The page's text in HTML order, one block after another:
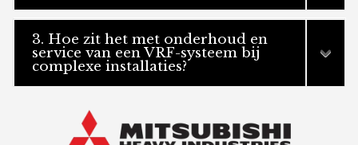
3. Hoe zit het met onderhoud en
service van een VRF-systeem bij
complexe installaties?